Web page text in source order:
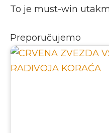
To je must-win
Preporučujemo